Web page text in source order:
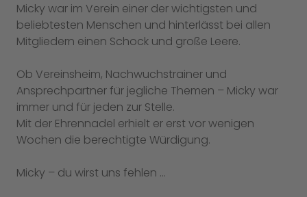
Micky war im Verein einer der wichtigsten und
beliebtesten Menschen und hinterlässt bei allen
Mitgliedern einen Schock und große Leere.
Ob Vereinsheim, Nachwuchstrainer und
Ansprechpartner für jegliche Themen – Micky war
immer und für jeden zur Stelle.
Mit der Ehrennadel erhielt er erst vor wenigen
Wochen die berechtigte Würdigung.
Micky – du wirst uns fehlen …